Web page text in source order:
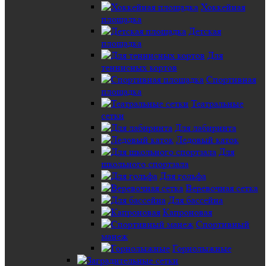
Хоккейная
площадка
Детская
площадка
Для
теннисных кортов
Спортивная
площадка
Театральные
сетки
Для лабиринта
Ледовый каток
Для
школьного спортзала
Для гольфа
Веревочная сетка
Для бассейна
Капроновая
Спортивный
манеж
Горнолыжные